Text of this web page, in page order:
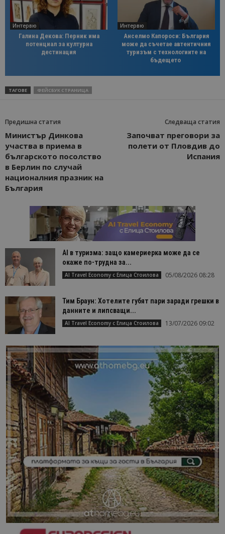
Интервю
Галина Декова: Перник има
потенциал за културна
дестинация
Интервю
Анселмо Капороси: България
може да съчетае автентичния
туризъм с технологиите на
бъдещето
ТАГОВЕ ФЕЙСБУК СТРАНИЦА
Предишна статия
Министър Динкова
участва в приема в
българското посолство
в Берлин по случай
националния празник на
България
Следваща статия
Започват преговори за
полети от Пловдив до
Испания
AI в туризма: защо камериерка може да се
окаже по-трудна за...
AI Travel Economy с Елица Стоилова 05/08/2026 08:28
Тим Браун: Хотелите губят пари заради грешки в
данните и липсващи...
AI Travel Economy с Елица Стоилова 13/07/2026 09:02